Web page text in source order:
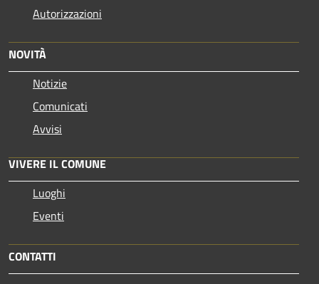
Autorizzazioni
NOVITÀ
Notizie
Comunicati
Avvisi
VIVERE IL COMUNE
Luoghi
Eventi
CONTATTI